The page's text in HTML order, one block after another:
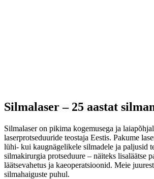
Silmalaser – 25 aastat
Silmalaser on pikima kogemusega ja
laserprotseduuride teostaja Eestis. Pakume
lühi- kui kaugnägelikele silmadele ja paljusid
silmakirurgia protseduure – näiteks lisaläätse
läätsevahetus ja kaeoperatsioonid. Meie
silmahaiguste puhul.